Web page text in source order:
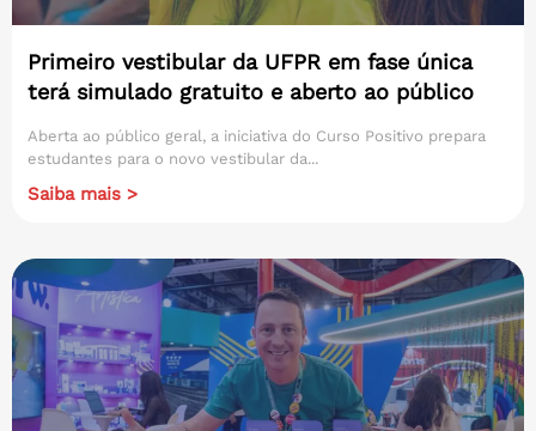
Primeiro vestibular da UFPR em fase única
terá simulado gratuito e aberto ao público
Aberta ao público geral, a iniciativa do Curso Positivo prepara
estudantes para o novo vestibular da...
Saiba mais >